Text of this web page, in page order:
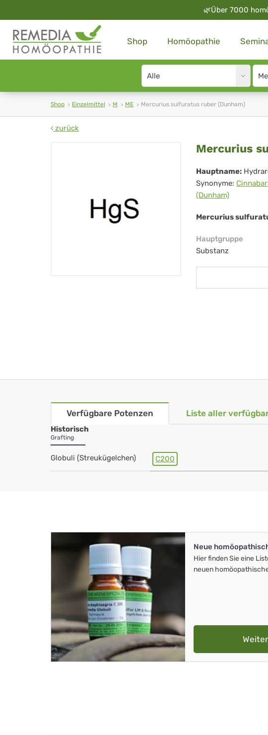
🌿Über 7000
Shop Homöopathie
Search
type
Site
Shop Einzelmittel M ME Mercurius sulfuratus ruber (Dunham)
zurück
ruber
Mercurius
Hauptname:
Synonyme:
(Dunham)
Mercurius
Hauptgruppe
Substanz
Verfügbare Potenzen Liste aller
Historisch
Grafting
Globuli (Streukügelchen) C200
Neue
Hier finden Sie eine
neuen
Weiter